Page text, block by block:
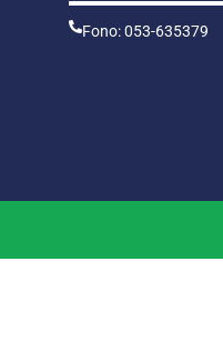
Fono: 053-635379